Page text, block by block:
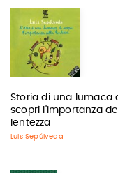
Storia di una lumaca
scoprì l'importanza
lentezza
Luis Sepúlveda